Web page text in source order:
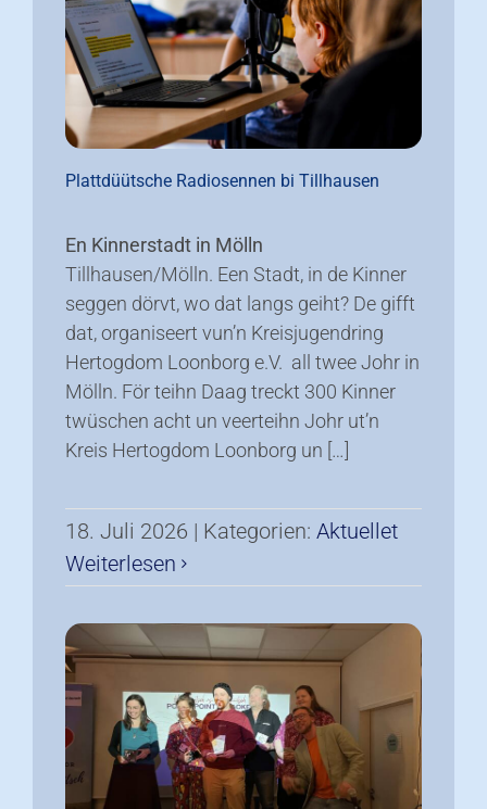
Plattdüütsche Radiosennen bi Tillhausen
En Kinnerstadt in Mölln
Tillhausen/Mölln. Een Stadt, in de Kinner
seggen dörvt, wo dat langs geiht? De gifft
dat, organiseert vun’n Kreisjugendring
Hertogdom Loonborg e.V. all twee Johr in
Mölln. För teihn Daag treckt 300 Kinner
twüschen acht un veerteihn Johr ut’n
Kreis Hertogdom Loonborg un […]
18. Juli 2026 | Kategorien: Aktuellet
Weiterlesen